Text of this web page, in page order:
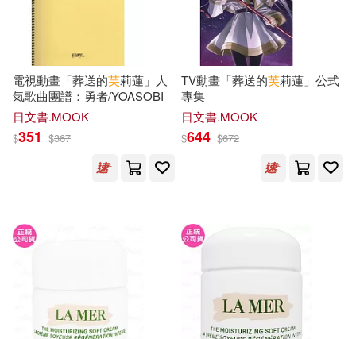
（漢）張仲景(54)
山田鐘人(51) 馬亞敏(51)
大愛中西醫群(50)
（美）歐內斯特·海明威(49)
高等教育出版社(437)
漢藝色研(436)
上海外語教育出版社(404)
外文出版社(402)
作者/演唱/譯/編/繪(8)
價格
範圍
電視動畫「葬送的芙莉蓮」人
氣歌曲團譜：勇者/YOASOBI
日文書.MOOK
$351 $367
TV動畫「葬送的芙莉蓮」公式
專集
日文書.MOOK
$644 $672